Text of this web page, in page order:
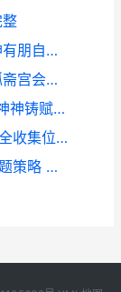
原神有朋自远方来活动主题如何玩 原神有朋自远方来剧情全过程
《原神》狐斋宫的面具获得方式说明 狐斋宫会进卡池吗
《原神》3.6神铸赋形活动主题策略 原神神铸赋形第一期
原神留影者之语策略：留影者之语海螺全收集位置概括[多图] 元神留影机任务怎么触发
《与平精英》青春回忆积分相伴活动主题策略 和平精英青亮版